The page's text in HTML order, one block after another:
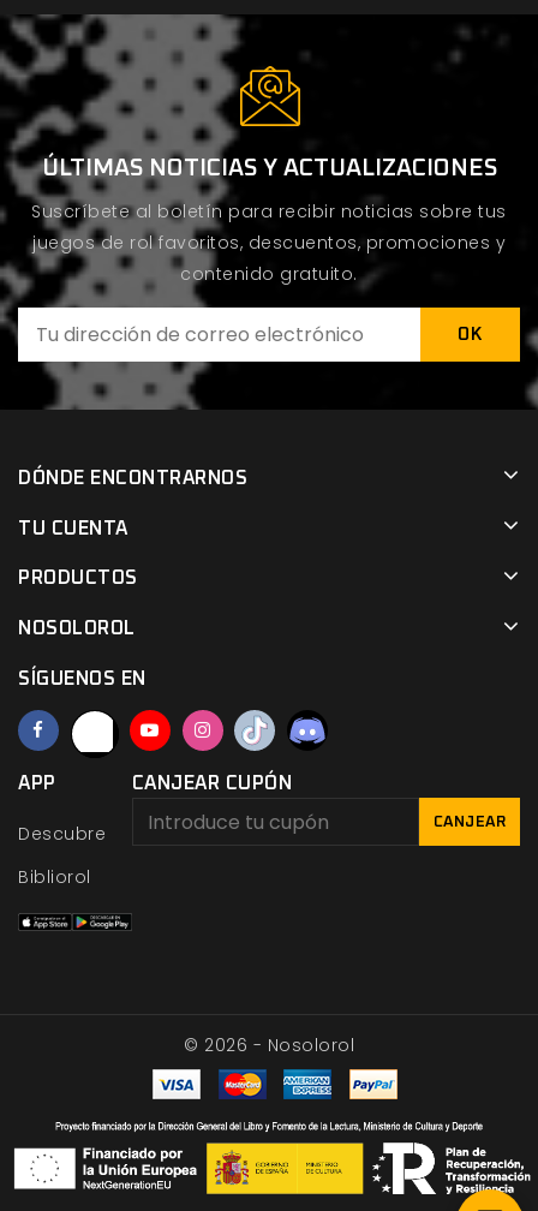
ÚLTIMAS NOTICIAS Y ACTUALIZACIONES
Suscríbete al boletín para recibir noticias sobre tus
juegos de rol favoritos, descuentos, promociones y
contenido gratuito.
DÓNDE ENCONTRARNOS
TU CUENTA
PRODUCTOS
NOSOLOROL
SÍGUENOS EN
APP
Descubre
Bibliorol
CANJEAR CUPÓN
CANJEAR
© 2026 - Nosolorol